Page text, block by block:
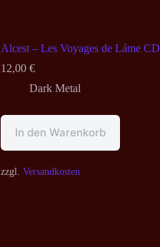
Alcest – Les Voyages de Láme CD
12,00 €
Dark Metal
In den Warenkorb
zzgl. Versandkosten